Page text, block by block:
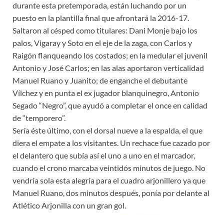
durante esta pretemporada, están luchando por un
puesto en la plantilla final que afrontará la 2016-17.
Saltaron al césped como titulares: Dani Monje bajo los
palos, Vigaray y Soto en el eje de la zaga, con Carlos y
Raigón flanqueando los costados; en la medular el juvenil
Antonio y José Carlos; en las alas aportaron verticalidad
Manuel Ruano y Juanito; de enganche el debutante
Vílchez y en punta el ex jugador blanquinegro, Antonio
Segado “Negro”, que ayudó a completar el once en calidad
de “temporero”.
Sería éste último, con el dorsal nueve a la espalda, el que
diera el empate a los visitantes. Un rechace fue cazado por
el delantero que subía así el uno a uno en el marcador,
cuando el crono marcaba veintidós minutos de juego. No
vendría sola esta alegría para el cuadro arjonillero ya que
Manuel Ruano, dos minutos después, ponía por delante al
Atlético Arjonilla con un gran gol.